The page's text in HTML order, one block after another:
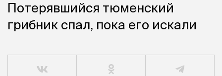
Потерявшийся тюменский
грибник спал, пока его искали